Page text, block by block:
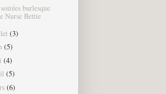
burlesque
Nurse Bettie
(3)
(5)
(4)
(5)
(6)